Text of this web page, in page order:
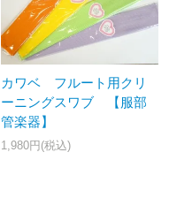
カワベ フルート用クリ
ーニングスワブ 【服部
管楽器】
1,980円(税込)